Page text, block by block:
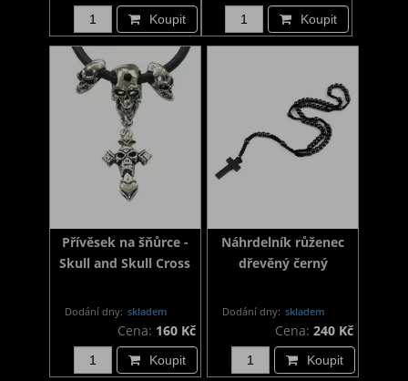
Koupit Koupit
Přívěsek na šňůrce -
Skull and Skull Cross
Dodání dny: skladem
Cena: 160 Kč
Koupit
Náhrdelník růženec
dřevěný černý
Dodání dny: skladem
Cena: 240 Kč
Koupit